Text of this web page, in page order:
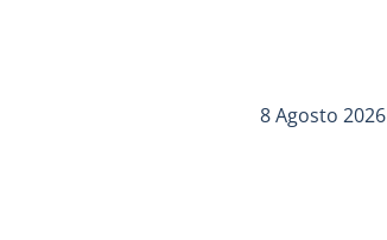
8 Agosto 2026